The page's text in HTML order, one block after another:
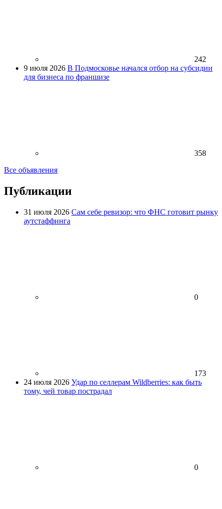
242
9 июля 2026 В Подмосковье начался отбор на субсидии
для бизнеса по франшизе
358
Все объявления
Публикации
31 июля 2026 Сам себе ревизор: что ФНС готовит рынку
аутстаффинга
0
173
24 июля 2026 Удар по селлерам Wildberries: как быть
тому, чей товар пострадал
0